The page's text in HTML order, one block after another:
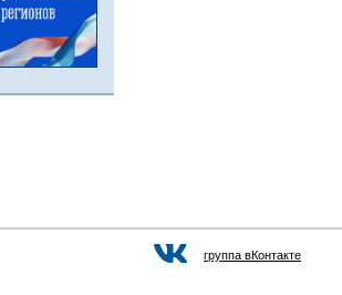
группа вКонтакте